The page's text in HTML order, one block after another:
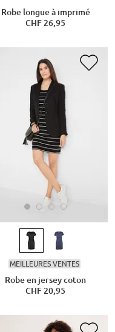
Robe longue à imprimé
CHF 26,95
MEILLEURES VENTES
Robe en jersey coton
CHF 20,95